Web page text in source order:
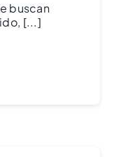
buscan
[...]